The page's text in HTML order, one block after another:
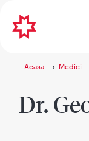
Acasa Medici
Dr.